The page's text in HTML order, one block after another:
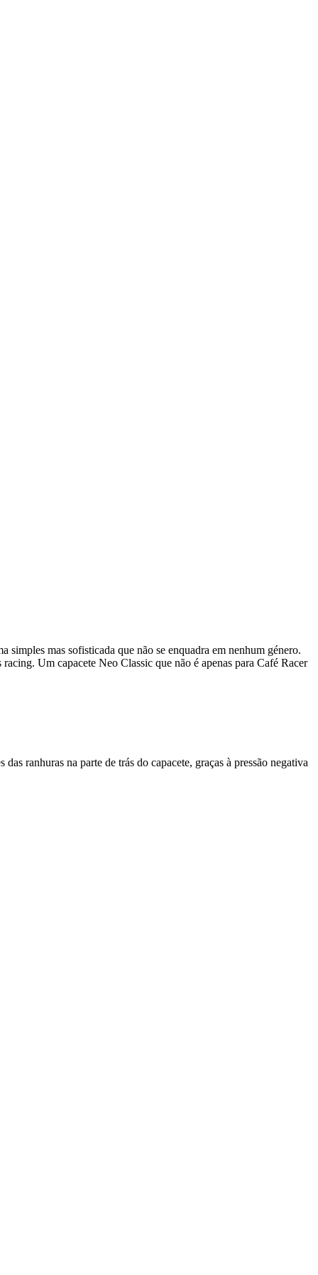
mas sofisticada que não se enquadra em nenhum género.
Um capacete Neo Classic que não é apenas para Café Racer
ranhuras na parte de trás do capacete, graças à pressão negativa